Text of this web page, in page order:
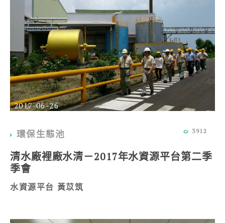
2017-06-26
環保生態池 3912
清水廠裡廠水清－2017年水資源平台第二季
季會
水資源平台 黃苡筑